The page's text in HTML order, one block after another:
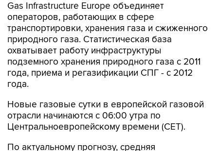
Gas Infrastructure Europe объединяет
операторов, работающих в сфере
транспортировки, хранения газа и сжиженного
природного газа. Статистическая база
охватывает работу инфраструктуры
подземного хранения природного газа с 2011
года, приема и регазификации СПГ - с 2012
года.
Новые газовые сутки в европейской газовой
отрасли начинаются c 06:00 утра по
Центральноевропейскому времени (CET).
По актуальному прогнозу, средняя